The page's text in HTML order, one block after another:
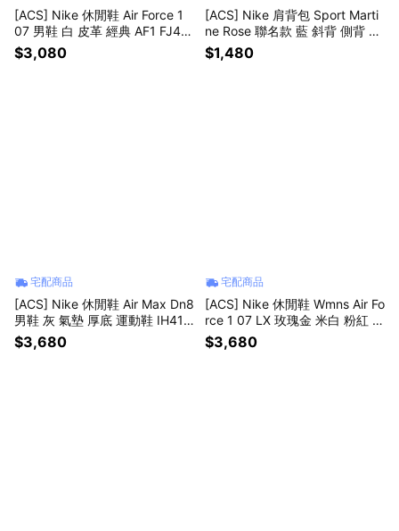
[ACS] Nike 休閒鞋 Air Force 1
07 男鞋 白 皮革 經典 AF1 FJ41
46-134
$3,080
[ACS] Nike 肩背包 Sport Marti
ne Rose 聯名款 藍 斜背 側背 小
包 HV6891-478
$1,480
宅配商品
[ACS] Nike 休閒鞋 Air Max Dn8
男鞋 灰 氣墊 厚底 運動鞋 IH411
9-009
$3,680
宅配商品
[ACS] Nike 休閒鞋 Wmns Air Fo
rce 1 07 LX 玫瑰金 米白 粉紅 女
鞋 炫雅 小勾 FV8110-181
$3,680